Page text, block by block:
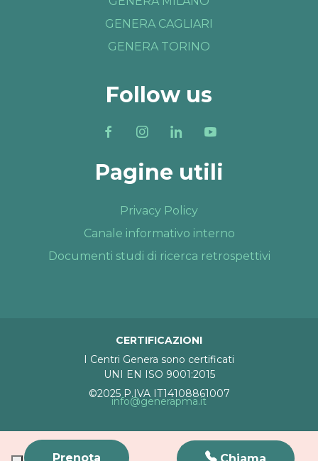
GENERA CAGLIARI
GENERA TORINO
Follow us
Pagine utili
Privacy Policy
Canale informativo interno
Documenti studi di ricerca retrospettivi
CERTIFICAZIONI
I Centri Genera sono certificati
UNI EN ISO 9001:2015
©2025 P.IVA IT14108861007
info@generapma.it
Prenota